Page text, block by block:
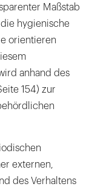
Maßstab
hygienische
orientieren
anhand des
154) zur
externen,
des Verhaltens